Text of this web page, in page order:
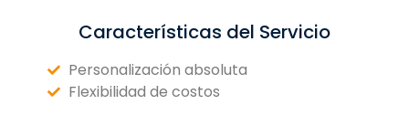
Características del Servicio
Personalización absoluta
Flexibilidad de costos